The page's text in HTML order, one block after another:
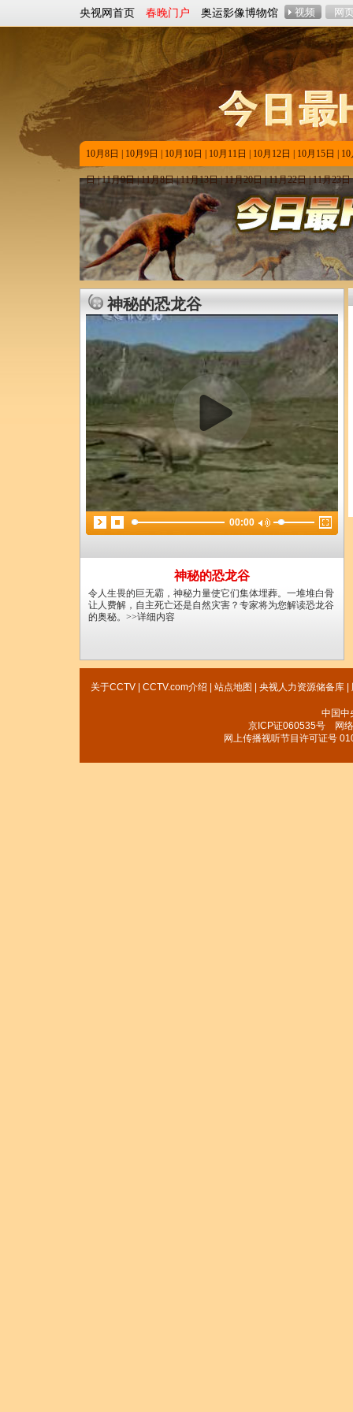
央视网首页 春晚门户 奥运影像博物馆
10月8日 10月9日 10月10日 10月11日 10月12日 10月15日
日|11月9日|11月8日|11月13日|11月20日|11月22日|11月23日
神秘的恐龙谷
00:00
神秘的恐龙谷
令人生畏的巨无霸，神秘力量使它们集体埋葬。一堆堆白骨
让人费解，自主死亡还是自然灾害？专家将为您解读恐龙谷
的奥秘。 >>详细内容
关于CCTV| CCTV.com介绍 站点地图 央视人力资源储备库|
中国中
京ICP证060535号网络
网上传播视听节目许可证号